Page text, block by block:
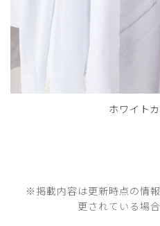
ホワイト
※掲載内容は更新時点の情
更されている場